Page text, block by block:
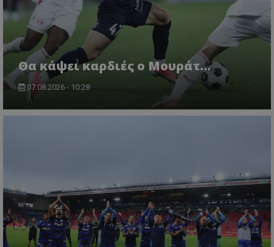
Θα κάψει καρδιές ο Μουράτ…
07.08.2026 - 10:28